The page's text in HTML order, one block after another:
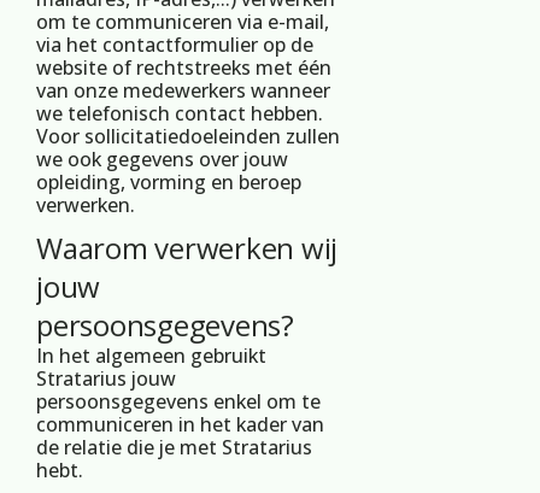
om te communiceren via e-mail,
via het contactformulier op de
website of rechtstreeks met één
van onze medewerkers wanneer
we telefonisch contact hebben.
Voor sollicitatiedoeleinden zullen
we ook gegevens over jouw
opleiding, vorming en beroep
verwerken.
Waarom verwerken wij
jouw
persoonsgegevens?
In het algemeen gebruikt
Stratarius jouw
persoonsgegevens enkel om te
communiceren in het kader van
de relatie die je met Stratarius
hebt.